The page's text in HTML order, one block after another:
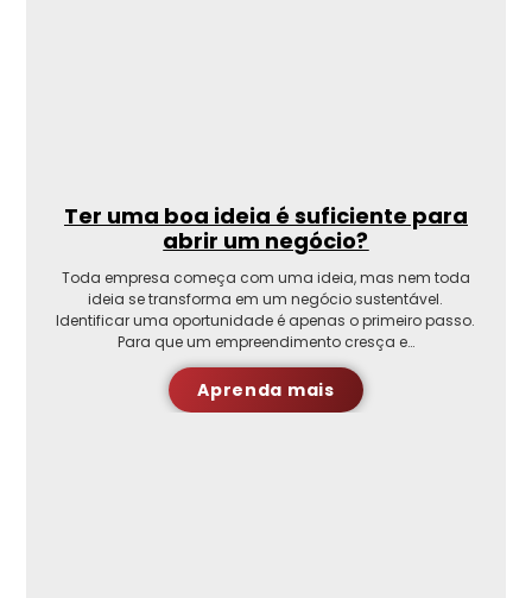
Ter uma boa ideia é suficiente para
abrir um negócio?
Toda empresa começa com uma ideia, mas nem toda
ideia se transforma em um negócio sustentável.
Identificar uma oportunidade é apenas o primeiro passo.
Para que um empreendimento cresça e…
Aprenda mais